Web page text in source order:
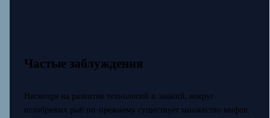
Частые заблуждения
Несмотря на развитие технологий и знаний, вокруг
иглобрюхих рыб по-прежнему существует множество мифов.